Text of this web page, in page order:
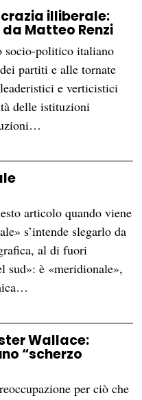
illiberale:
Matteo Renzi
socio-politico italiano
partiti e alle tornate
e verticistici
delle istituzioni
articolo quando viene
s’intende slegarlo da
al di fuori
sud»: è «meridionale»,
Wallace:
“scherzo
per ciò che